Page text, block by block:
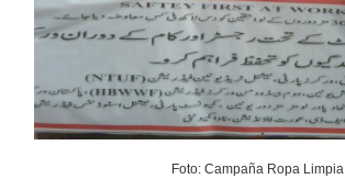
Foto: Campaña Ropa Limpia